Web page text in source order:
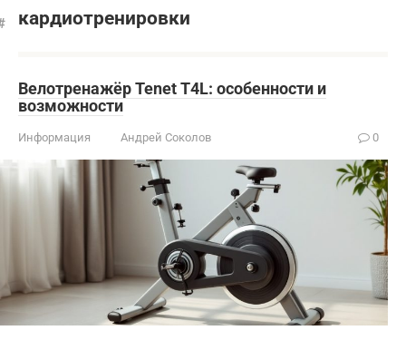
кардиотренировки
Велотренажёр Tenet T4L: особенности и
возможности
Информация Андрей Соколов 0